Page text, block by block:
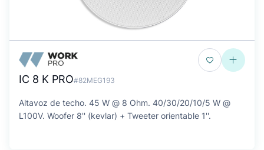
IC 8 K PRO#82MEG193
Altavoz de techo. 45 W @ 8 Ohm. 40/30/20/10/5 W @
L100V. Woofer 8'' (kevlar) + Tweeter orientable 1''.